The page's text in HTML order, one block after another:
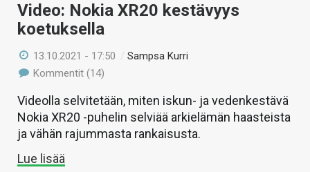
Video: Nokia XR20 kestävyys
koetuksella
13.10.2021 - 17:50 /Sampsa Kurri
Kommentit (14)
Videolla selvitetään, miten iskun- ja vedenkestävä
Nokia XR20 -puhelin selviää arkielämän haasteista
ja vähän rajummasta rankaisusta.
Lue lisää